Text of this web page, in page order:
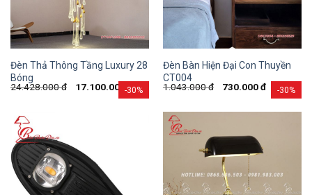
-30%
Đèn Thả Thông Tầng Luxury 28
Bóng
24.428.000đ 17.100.000 đ -30%
Đèn Bàn Hiện Đại Con Thuyền
CT004
1.043.000đ 730.000đ